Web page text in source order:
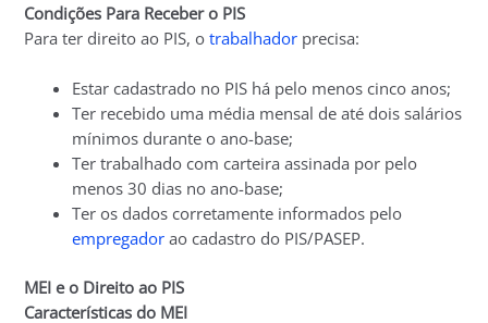
Condições Para Receber o PIS
Para ter direito ao PIS, otrabalhador precisa:
Estar cadastrado no PIS há pelo menos cinco anos;
Ter recebido uma média mensal de até dois salários
mínimos durante o ano-base;
Ter trabalhado com carteira assinada por pelo
menos 30 dias no ano-base;
Ter os dados corretamente informados pelo
empregador ao cadastro do PIS/PASEP.
MEI e o Direito ao PIS
Características do MEI